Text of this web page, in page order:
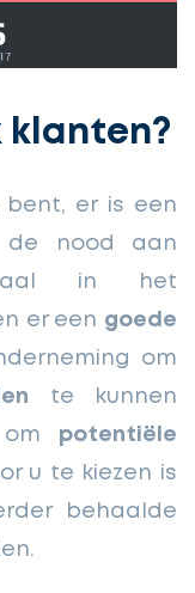
klanten?
bent, er is een
nood aan
in het
er een goede
om
te kunnen
om potentiële
u te kiezen is
behaalde